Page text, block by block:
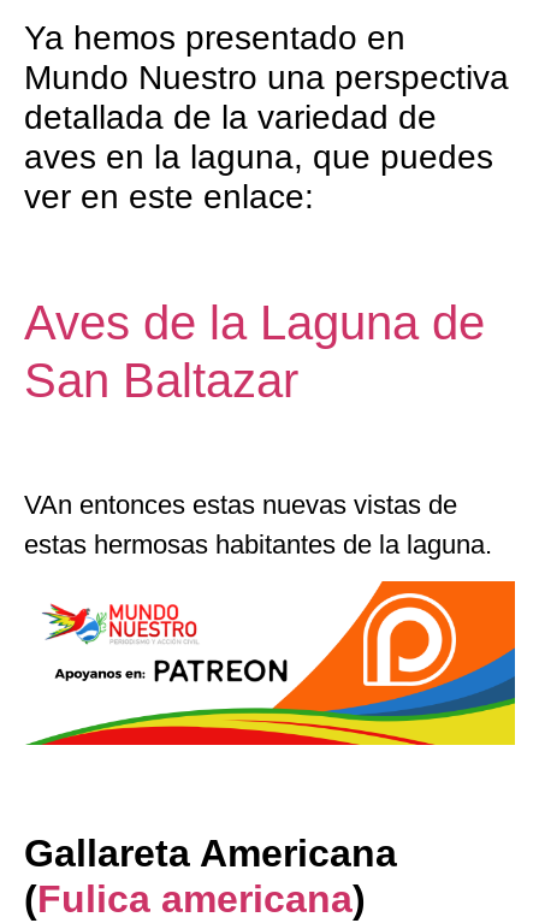
Ya hemos presentado en
Mundo Nuestro una perspectiva
detallada de la variedad de
aves en la laguna, que puedes
ver en este enlace:
Aves de la Laguna de
San Baltazar
VAn entonces estas nuevas vistas de
estas hermosas habitantes de la laguna.
Gallareta Americana
(Fulica americana)